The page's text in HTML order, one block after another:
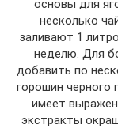
основы для
несколько
заливают 1
неделю. Для
добавить по
горошин черного
имеет
экстракты